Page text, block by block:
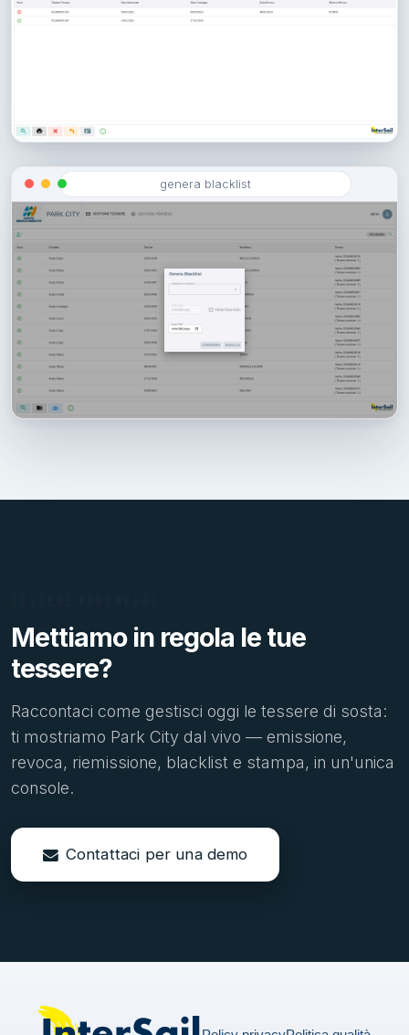
genera blacklist
Mettiamo in regola le tue
tessere?
Raccontaci come gestisci oggi le tessere di sosta:
ti mostriamo Park City dal vivo — emissione,
revoca, riemissione, blacklist e stampa, in un'unica
console.
Contattaci per una demo